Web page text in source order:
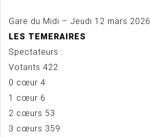
Gare du Midi – Jeudi 12 mars 2026
LES TEMERAIRES
Spectateurs :
Votants 422
0 cœur 4
1 cœur 6
2 cœurs 53
3 cœurs 359